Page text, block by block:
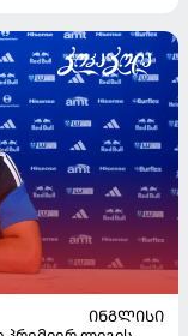
ᲘᲜᲒᲚᲘᲡᲘ